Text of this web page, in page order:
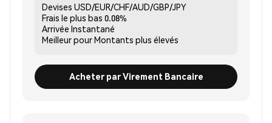
Devises USD/EUR/CHF/AUD/GBP/JPY
Frais le plus bas 0.08%
Arrivée Instantané
Meilleur pourMontants plus élevés
Acheter par Virement Bancaire